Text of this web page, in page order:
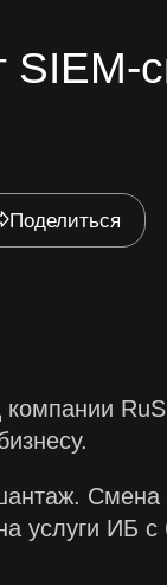
SIEM-
Поделиться
услуги ИБ